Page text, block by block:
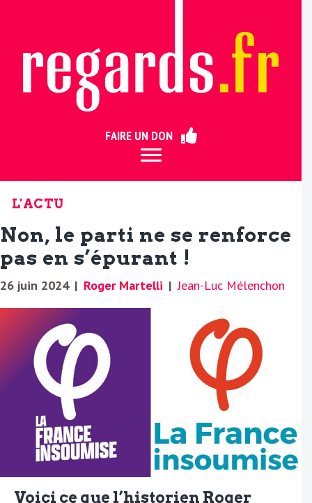
FAIRE UN DON
L'ACTU
Non, le parti ne se renforce
pas en s’épurant !
26 juin 2024 | Roger Martelli | Jean-Luc Mélenchon
Voici ce que l’historien Roger